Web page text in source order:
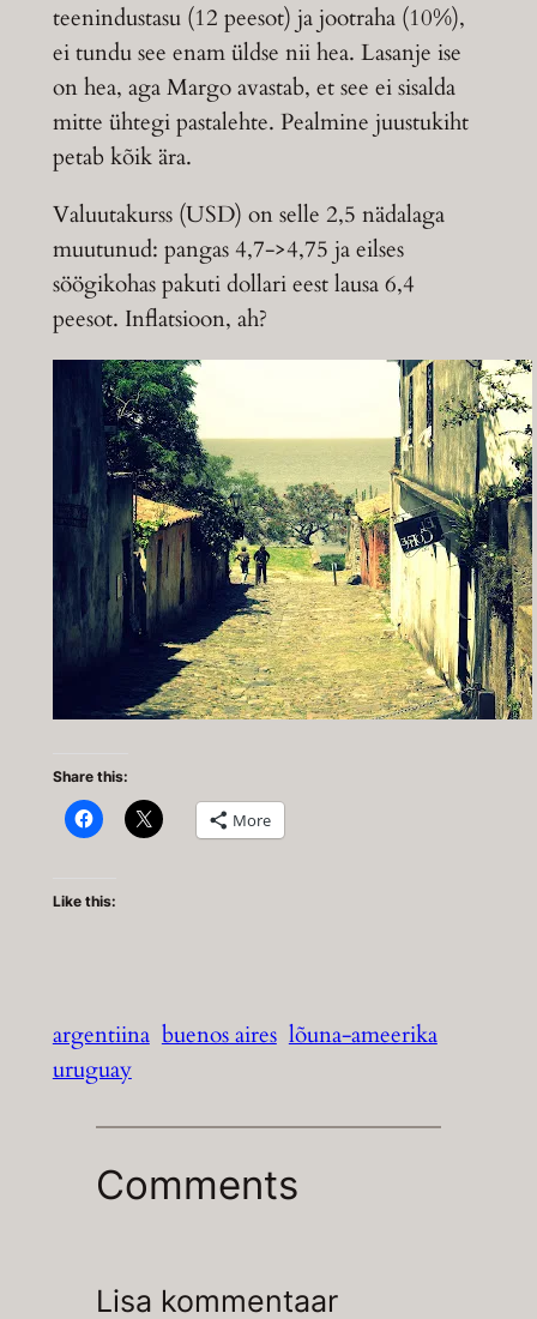
teenindustasu (12 peesot) ja jootraha (10%),
ei tundu see enam üldse nii hea. Lasanje ise
on hea, aga Margo avastab, et see ei sisalda
mitte ühtegi pastalehte. Pealmine juustukiht
petab kõik ära.
Valuutakurss (USD) on selle 2,5 nädalaga
muutunud: pangas 4,7->4,75 ja eilses
söögikohas pakuti dollari eest lausa 6,4
peesot. Inflatsioon, ah?
Share this:
More
Like this:
argentiina buenos aires lõuna-ameerika
uruguay
Comments
Lisa kommentaar